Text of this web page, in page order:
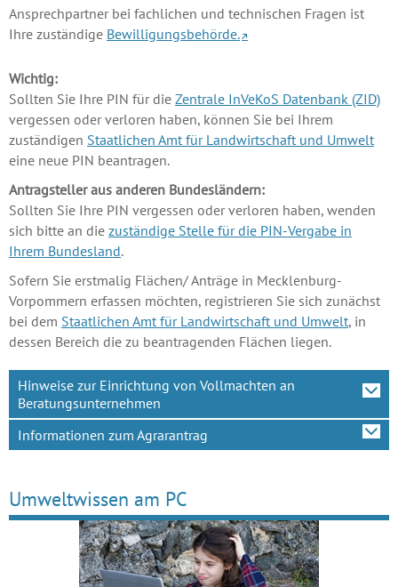
Ansprechpartner bei fachlichen und technischen Fragen ist
Ihre zuständige Bewilligungsbehörde.
Wichtig:
Sollten Sie Ihre PIN für die Zentrale InVeKoS Datenbank (ZID)
vergessen oder verloren haben, können Sie bei Ihrem
zuständigen Staatlichen Amt für Landwirtschaft und Umwelt
eine neue PIN beantragen.
Antragsteller aus anderen Bundesländern:
Sollten Sie Ihre PIN vergessen oder verloren haben, wenden
sich bitte an die zuständige Stelle für die PIN-Vergabe in
Ihrem Bundesland.
Sofern Sie erstmalig Flächen/ Anträge in Mecklenburg-
Vorpommern erfassen möchten, registrieren Sie sich zunächst
bei dem Staatlichen Amt für Landwirtschaft und Umwelt, in
dessen Bereich die zu beantragenden Flächen liegen.
Hinweise zur Einrichtung von Vollmachten an
Beratungsunternehmen
Informationen zum Agrarantrag
Umweltwissen am PC